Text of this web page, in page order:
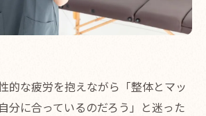
的な疲労を抱えながら「整体とマッ
分に合っているのだろう」と迷った